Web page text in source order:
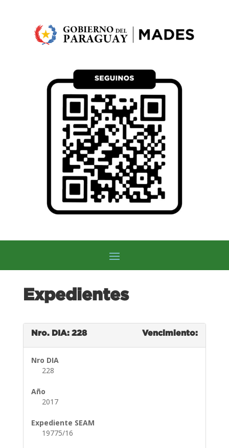
Expedientes
Nro. DIA: 228 Vencimiento:
Nro DIA
228
Año
2017
Expediente SEAM
19775/16